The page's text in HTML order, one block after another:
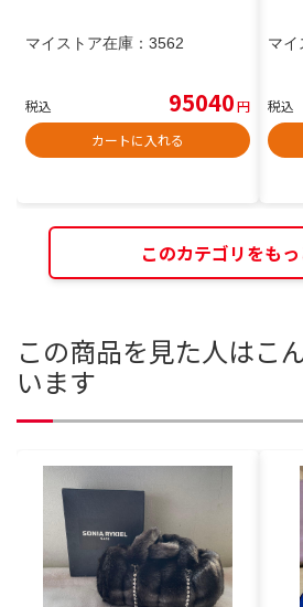
マイストア在庫： 3562
税込 95040円
カートに入れる
マイ
税込
このカテゴリをも
この商品を見た人はこ
います